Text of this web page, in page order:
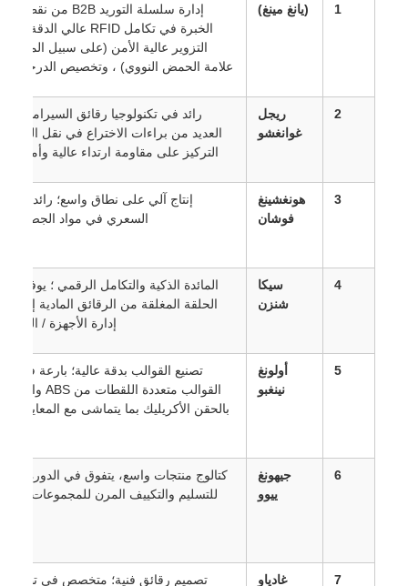
(يانغ مينغ)
إدارة سلسلة التوريد B2B من نقطة واحدة؛
الخبرة في تكامل RFID عالي الدقة، مكافحة
التزوير عالية الأمن (على سبيل المثال، وضع
علامة الحمض النووي) ، وتخصيص الدرجة الأولى.
غوانغشو
رائد في تكنولوجيا رقائق السيراميك؛ يحمل
العديد من براءات الاختراع في نقل الحرارة مع
التركيز على مقاومة ارتداء عالية وأمانة اللون.
هونغشينغ
فوشان
إنتاج آلي على نطاق واسع؛ رائد في الأداء
السعري في مواد الجص الطينية.
شنزن
المائدة الذكية والتكامل الرقمي ؛ يوفر خدمات
الحلقة المغلقة من الرقائق المادية إلى أنظمة
إدارة الأجهزة / البرمجيات.
تصنيع القوالب بدقة عالية؛ بارعة في صناعة
القوالب متعددة اللقطات من ABS والإصدارات
بالحقن الأكريليك بما يتماشى مع المعايير الغربية
جيهونغ
كتالوج منتجات واسع، يتفوق في الدورة القصيرة
للتسليم والتكييف المرن للمجموعات الصغيرة.
غادياو
تصميم رقائق فنية؛ متخصص في تطبيق علم